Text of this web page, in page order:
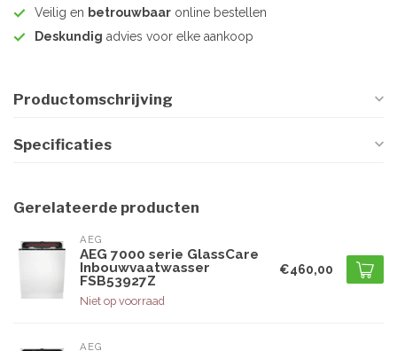
Veilig en betrouwbaar online bestellen
Deskundig advies voor elke aankoop
Productomschrijving
Specificaties
Gerelateerde producten
AEG
AEG 7000 serie GlassCare
Inbouwvaatwasser
FSB53927Z
Niet op voorraad
€460,00
AEG